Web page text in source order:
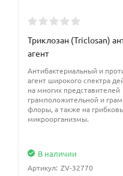
Триклозан (Triclosan)
агент
Антибактериальный и
агент широкого спектра
на многих представителей
грамположительной и
флоры, а также на
микроорганизмы.
В наличии
Артикул: ZV-32770